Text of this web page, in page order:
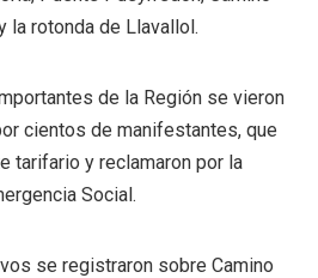
la rotonda de Llavallol.
de la Región se vieron
cientos de manifestantes, que
tarifario y reclamaron por la
Social.
se registraron sobre Camino